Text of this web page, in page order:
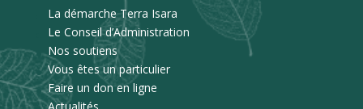
La démarche Terra Isara
Le Conseil d’Administration
Nos soutiens
Vous êtes un particulier
Faire un don en ligne